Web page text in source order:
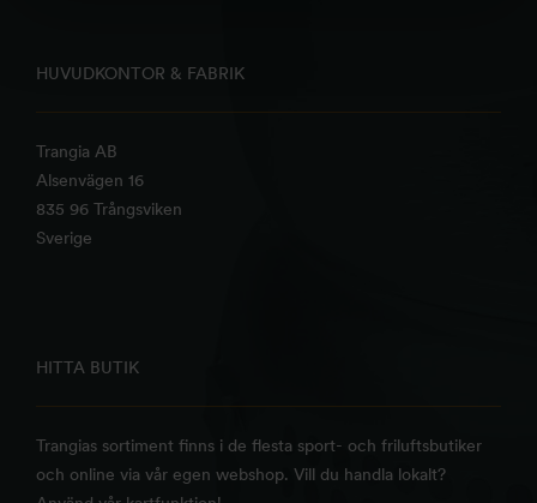
HUVUDKONTOR & FABRIK
Trangia AB
Alsenvägen 16
835 96 Trångsviken
Sverige
HITTA BUTIK
Trangias sortiment finns i de flesta sport- och friluftsbutiker
och online via vår egen webshop. Vill du handla lokalt?